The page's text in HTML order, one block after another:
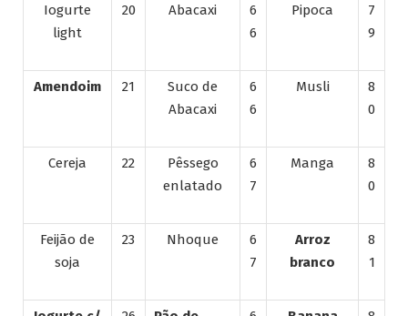
Iogurte
light
20 Abacaxi
6
6
Pipoca
7
9
Amendoim 21
Suco de
Abacaxi
6
6
Musli
8
0
Cereja 22
Pêssego
enlatado
6
7
Manga
8
0
Feijão de
soja
23 Nhoque
6
7
Arroz
branco
8
1